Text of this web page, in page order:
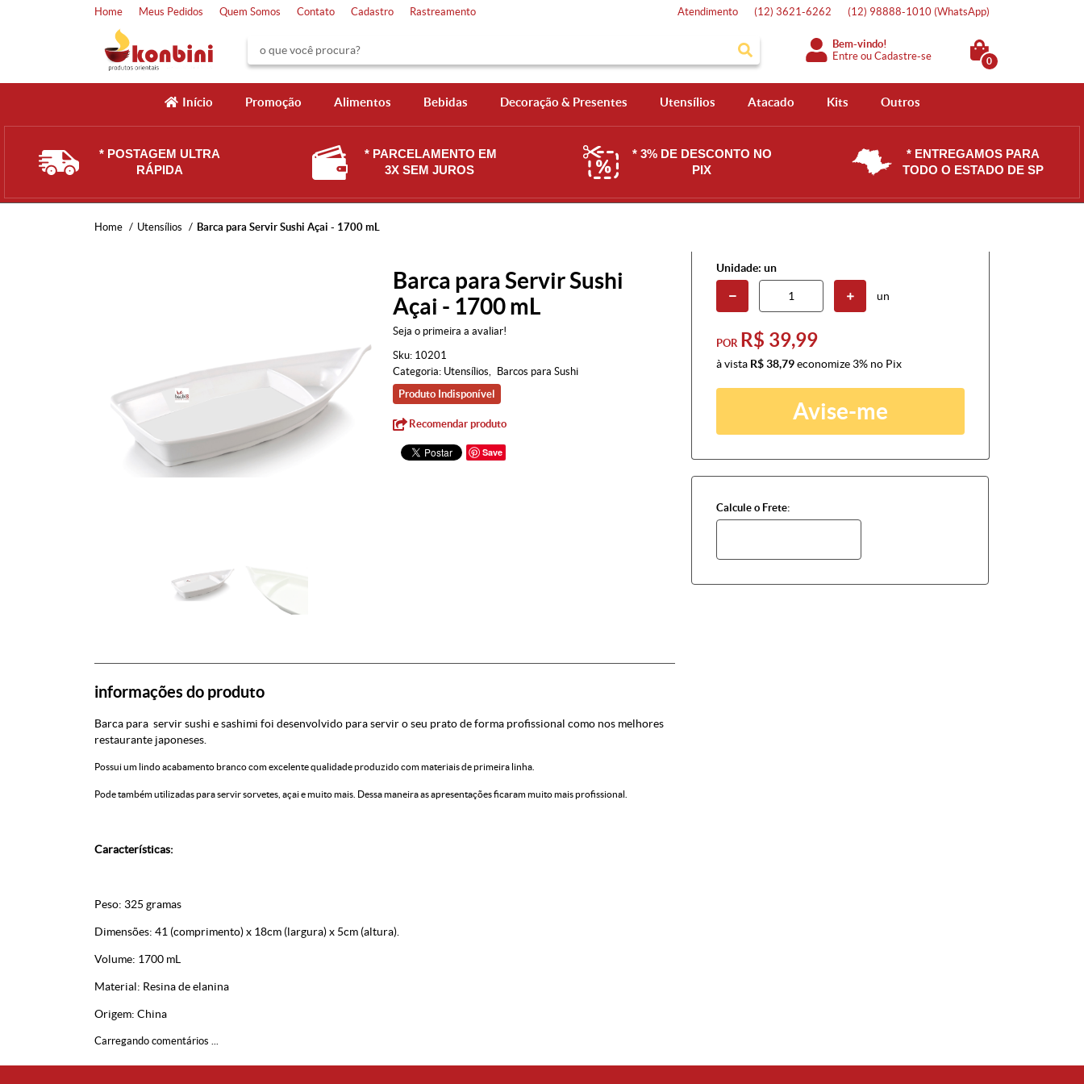
Home Meus Pedidos Quem Somos Contato Cadastro Rastreamento Atendimento (12) 3621-6262 (12) 98888-1010 (WhatsApp)
Bem-vindo!
Entre ouCadastre-se 0
Início Promoção Alimentos Bebidas Decoração & Presentes Utensílios Atacado Kits Outros
* POSTAGEM ULTRA
RÁPIDA
* PARCELAMENTO EM
3X SEM JUROS
* 3% DE DESCONTO NO
PIX
* ENTREGAMOS PARA
TODO O ESTADO DE SP
Home Utensílios Barca para Servir Sushi Açai - 1700 mL
Barca para Servir Sushi
Açai - 1700 mL
Seja o primeira a avaliar!
Sku: 10201
Categoria: Utensílios
Barcos para Sushi
Produto Indisponível
Recomendar produto
Save
Unidade: un
un
POR R$ 39,99
à vista R$ 38,79economize 3% no Pix
Avise-me
Calcule o Frete:
informações do produto
Barca para servir sushi e sashimi foi desenvolvido para servir o seu prato de forma profissional como nos melhores
restaurante japoneses.
Possui um lindo acabamento branco com excelente qualidade produzido com materiais de primeira linha.
Pode também utilizadas para servir sorvetes, açai e muito mais. Dessa maneira as apresentações ficaram muito mais profissional.
Características:
Peso: 325 gramas
Dimensões: 41 (comprimento) x 18cm (largura) x 5cm (altura).
Volume: 1700 mL
Material: Resina de elanina
Origem: China
Carregando comentários ...